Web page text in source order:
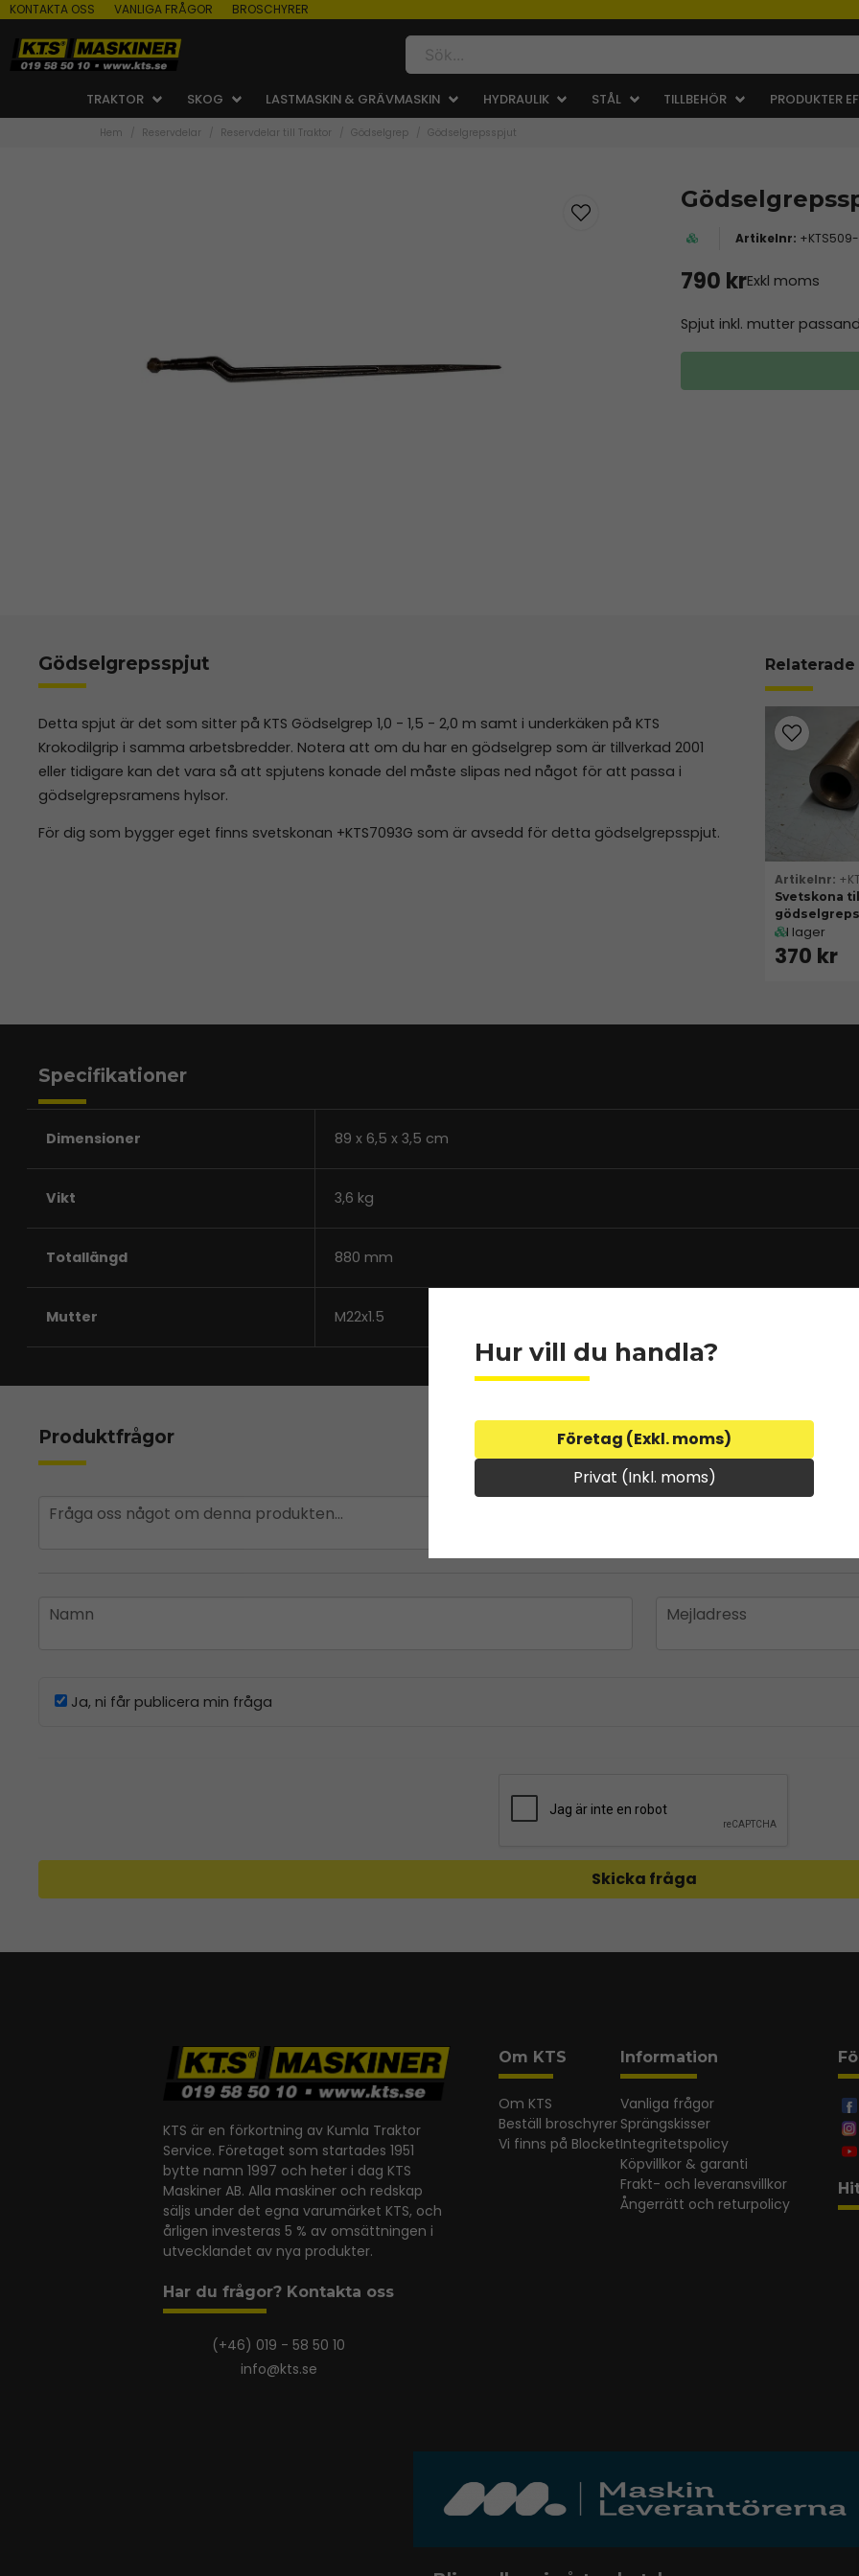
KONTAKTA OSS VANLIGA FRÅGOR BROSCHYRER
TRAKTOR SKOG LASTMASKIN & GRÄVMASKIN HYDRAULIK STÅL TILLBEHÖR PRODUKTER
Hem Reservdelar Reservdelar till Traktor Gödselgrep Gödselgrepsspjut
790 krExkl moms
Spjut inkl. mutter
Gödselgrepsspjut
Detta spjut är det som sitter på KTS Gödselgrep 1,0 - 1,5 - 2,0 m samt i underkäken på KTS
Krokodilgrip i samma arbetsbredder. Notera att om du har en gödselgrep som är tillverkad 2001
eller tidigare kan det vara så att spjutens konade del måste slipas ned något för att passa i
gödselgrepsramens hylsor.
För dig som bygger eget finns svetskonan +KTS7093G som är avsedd för detta gödselgrepsspjut.
Svetskona till
I lager
370 kr
Specifikationer
Dimensioner 89 x 6,5 x 3,5 cm
Vikt 3,6 kg
Totallängd 880 mm
Mutter M22x1.5
Produktfrågor
question
Fråga oss något om denna produkten...
name
Namn email
Mejladress
Ja, ni får publicera min fråga
Skicka fråga
Hur vill du handla?
Företag (Exkl. moms)
Privat (Inkl. moms)
KTS är en förkortning av Kumla Traktor
Service. Företaget som startades 1951
bytte namn 1997 och heter i dag KTS
Maskiner AB. Alla maskiner och redskap
säljs under det egna varumärket KTS, och
årligen investeras 5 % av omsättningen i
utvecklandet av nya produkter.
Har du frågor? Kontakta oss
(+46) 019 - 58 50 10
info@kts.se
Om KTS
Om KTS
Beställ broschyrer
Vi finns på Blocket
Information
Vanliga frågor
Sprängskisser
Integritetspolicy
Köpvillkor & garanti
Frakt- och leveransvillkor
Ångerrätt och returpolicy